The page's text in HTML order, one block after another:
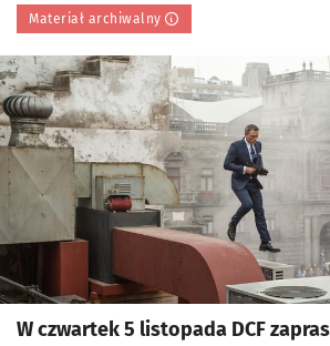
Materiał archiwalny
Kliknij, aby powiększyć
W czwartek 5 listopada DCF